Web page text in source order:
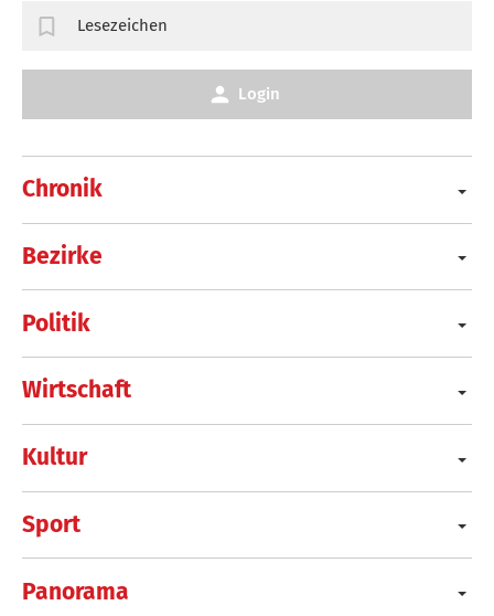
Chronik
Bezirke
Politik
Wirtschaft
Kultur
Sport
Panorama
Lesezeichen
Login